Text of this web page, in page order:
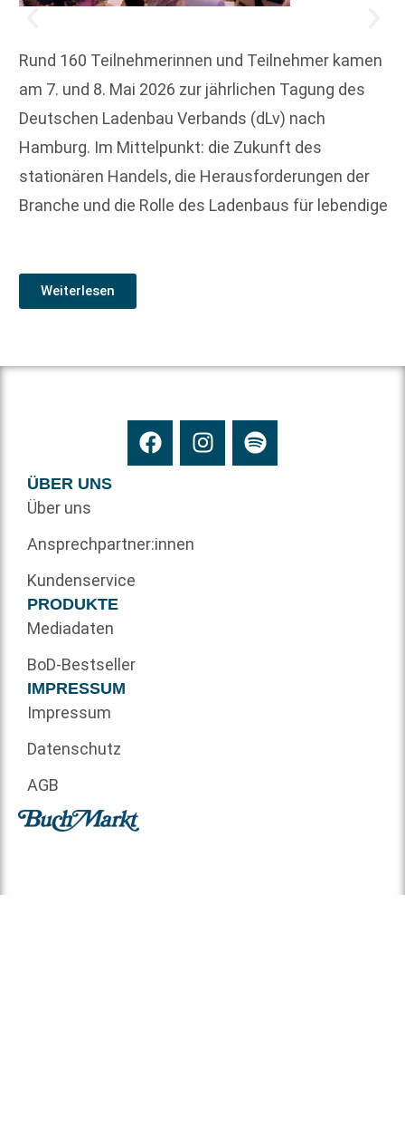
Rund 160 Teilnehmerinnen und Teilnehmer kamen
am 7. und 8. Mai 2026 zur jährlichen Tagung des
Deutschen Ladenbau Verbands (dLv) nach
Hamburg. Im Mittelpunkt: die Zukunft des
stationären Handels, die Herausforderungen der
Branche und die Rolle des Ladenbaus für lebendige
Weiterlesen
ÜBER UNS
Über uns
Ansprechpartner:innen
Kundenservice
PRODUKTE
Mediadaten
BoD-Bestseller
IMPRESSUM
Impressum
Datenschutz
AGB